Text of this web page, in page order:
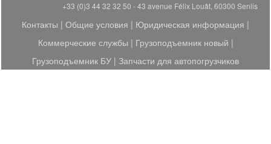
+33 (0)3 44 32 32 50 - 43 avenue Félix Louât, 60300 Senlis
Контакты | Общие условия | Юридическая информация |
Коммерческие службы | Грузоподъемник новый |
Грузоподъемник БУ | Запчасти для автопогрузчиков